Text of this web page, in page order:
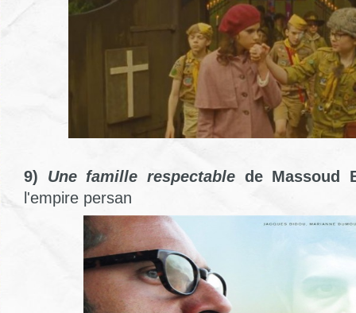
9) Une famille respectable de Massoud
l'empire persan